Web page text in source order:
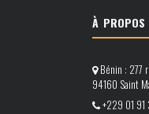
À PROPOS
Bénin : 277
94160 Saint
+229 01